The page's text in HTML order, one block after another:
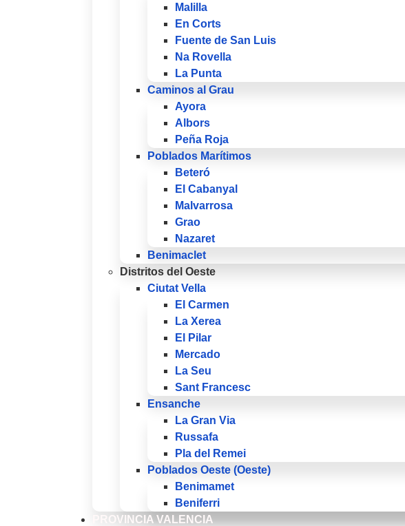
Malilla
En Corts
Fuente de San Luis
Na Rovella
La Punta
Caminos al Grau
Ayora
Albors
Peña Roja
Poblados Marítimos
Beteró
El Cabanyal
Malvarrosa
Grao
Nazaret
Benimaclet
Distritos del Oeste
Ciutat Vella
El Carmen
La Xerea
El Pilar
Mercado
La Seu
Sant Francesc
Ensanche
La Gran Via
Russafa
Pla del Remei
Poblados Oeste (Oeste)
Benimamet
Beniferri
PROVINCIA VALENCIA